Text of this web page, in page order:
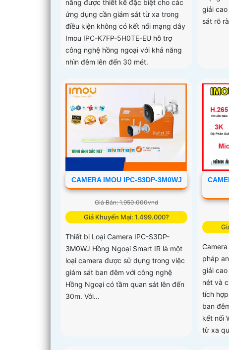
năng được thiết kế đặc biệt cho các
ứng dụng cần giám sát từ xa trong
điều kiện không có kết nối mạng dây
Imou IPC-K7FP-5H0TE-EU hỗ trợ
công nghệ hồng ngoại với khả năng
nhìn đêm lên đến 30 mét.
giải
sát rõ
CAMERA IMOU IPC-S3DP-3M0WJ
Giá Bán: 1.950.000vnd
Giá Khuyến Mại: 1.499.000?
Thiết bị Loại Camera IPC-S3DP-
3M0WJ Hồng Ngoại Smart IR là một
loại camera được sử dụng trong việc
giám sát ban đêm với công nghệ
Hồng Ngoại có tầm quan sát lên đến
30m. Với...
pháp
giải
nét và
tích
ban
kết nối
từ xa